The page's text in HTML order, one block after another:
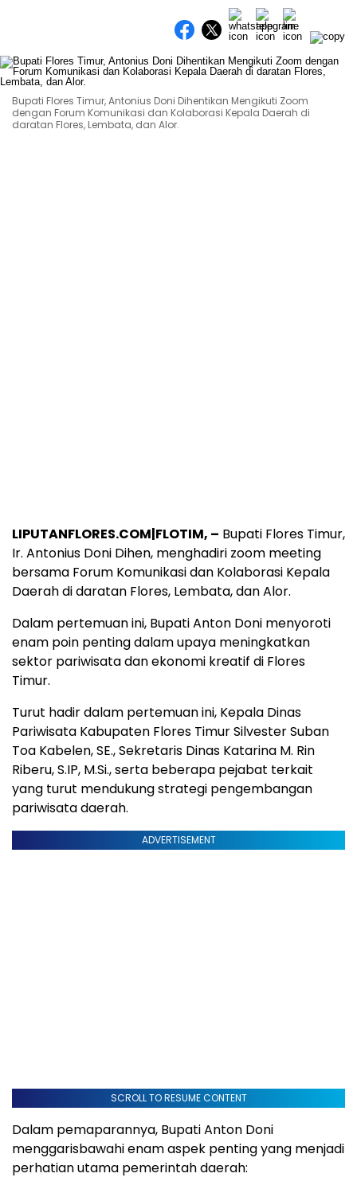
Bupati Flores Timur, Antonius Doni Dihentikan Mengikuti Zoom
dengan Forum Komunikasi dan Kolaborasi Kepala Daerah di
daratan Flores, Lembata, dan Alor.
LIPUTANFLORES.COM|FLOTIM, – Bupati Flores Timur,
Ir. Antonius Doni Dihen, menghadiri zoom meeting
bersama Forum Komunikasi dan Kolaborasi Kepala
Daerah di daratan Flores, Lembata, dan Alor.
Dalam pertemuan ini, Bupati Anton Doni menyoroti
enam poin penting dalam upaya meningkatkan
sektor pariwisata dan ekonomi kreatif di Flores
Timur.
Turut hadir dalam pertemuan ini, Kepala Dinas
Pariwisata Kabupaten Flores Timur Silvester Suban
Toa Kabelen, SE., Sekretaris Dinas Katarina M. Rin
Riberu, S.IP, M.Si., serta beberapa pejabat terkait
yang turut mendukung strategi pengembangan
pariwisata daerah.
ADVERTISEMENT
SCROLL TO RESUME CONTENT
Dalam pemaparannya, Bupati Anton Doni
menggarisbawahi enam aspek penting yang menjadi
perhatian utama pemerintah daerah: